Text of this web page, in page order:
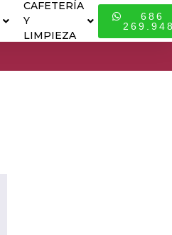
CAFETERÍA
Y
LIMPIEZA
686